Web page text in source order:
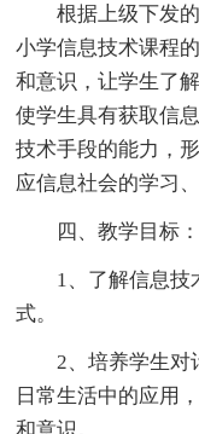
根据上级下发
小学信息技术课程
和意识，让学生了
使学生具有获取信
技术手段的能力，
应信息社会的学习
四、教学目标：
1、了解信息技
式。
2、培养学生对
日常生活中的应用
和意识。